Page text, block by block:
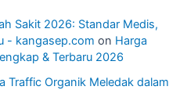
Sakit 2026: Standar Medis,
- kangasep.com on Harga
& Terbaru 2026
Traffic Organik Meledak dalam